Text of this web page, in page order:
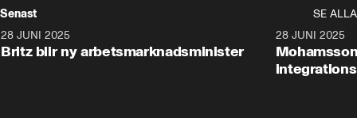
Senast
SE ALLA
28 JUNI 2025
Britz blir ny arbetsmarknadsminister
28 JUNI 2025